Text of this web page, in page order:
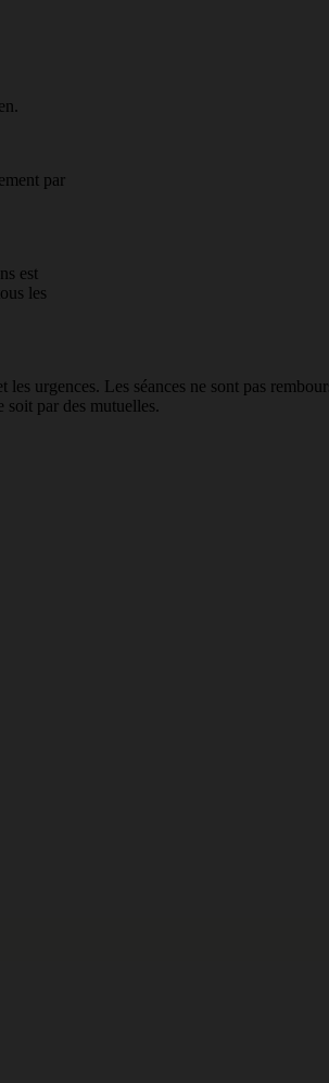
par
est
les
urgences. Les séances ne sont pas
soit par des mutuelles.